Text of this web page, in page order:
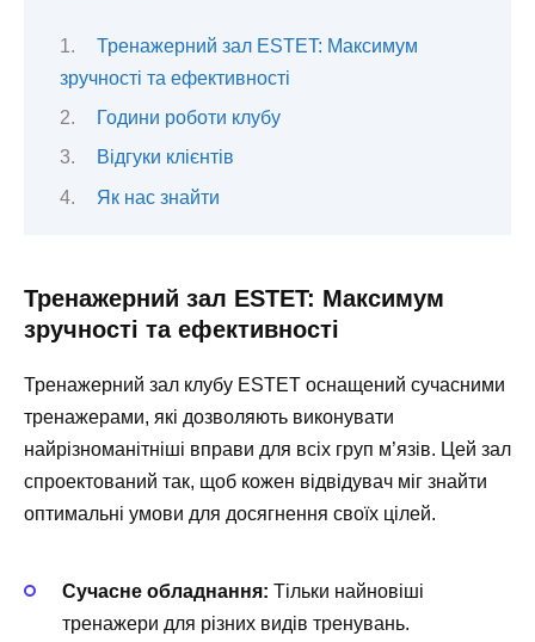
Тренажерний зал ESTET: Максимум
зручності та ефективності
Години роботи клубу
Відгуки клієнтів
Як нас знайти
Тренажерний зал ESTET: Максимум
зручності та ефективності
Тренажерний зал клубу ESTET оснащений сучасними
тренажерами, які дозволяють виконувати
найрізноманітніші вправи для всіх груп м’язів. Цей зал
спроектований так, щоб кожен відвідувач міг знайти
оптимальні умови для досягнення своїх цілей.
Сучасне обладнання: Тільки найновіші
тренажери для різних видів тренувань.